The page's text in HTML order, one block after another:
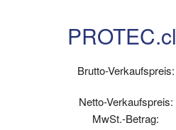
Brutto-Verkaufspreis:
Netto-Verkaufspreis:
MwSt.-Betrag: